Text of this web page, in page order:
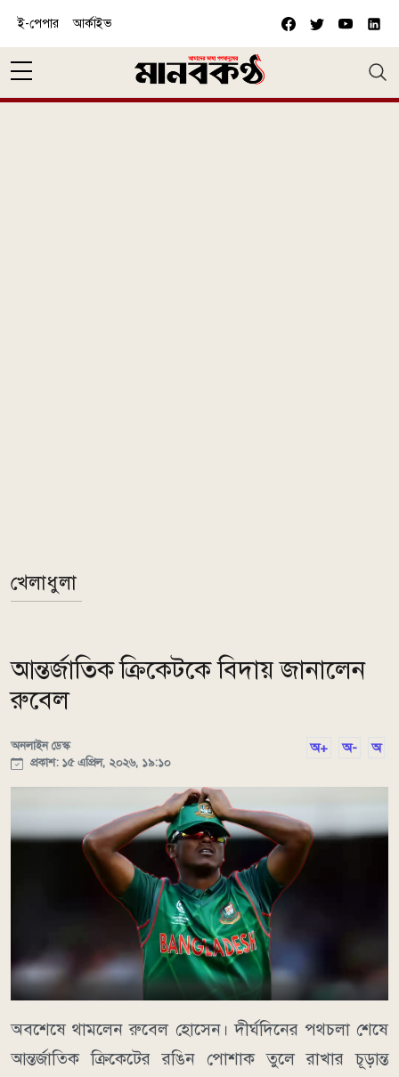
ই-পেপার আর্কাইভ
খেলাধুলা
আন্তর্জাতিক ক্রিকেটকে বিদায় জানালেন
রুবেল
অনলাইন ডেস্ক
প্রকাশ: ১৫ এপ্রিল, ২০২৬, ১৯:১০
অ+ অ- অ
অবশেষে থামলেন রুবেল হোসেন। দীর্ঘদিনের পথচলা শেষে
আন্তর্জাতিক ক্রিকেটের রঙিন পোশাক তুলে রাখার চূড়ান্ত